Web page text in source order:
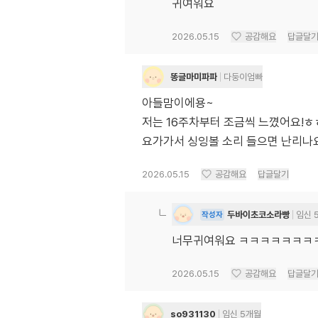
귀여워요
2026.05.15 공감해요 답글달기
똥글마미파파 다둥이엄빠
아들맘이에용~
저는 16주차부터 조금씩 느꼈어요!ㅎ
요가가서 싱잉볼 소리 들으면 난리나
2026.05.15 공감해요 답글달기
작성자 두바이초코소라빵 임신
너무귀여워요 ㅋㅋㅋㅋㅋㅋ
2026.05.15 공감해요 답글달기
so931130 임신 5개월